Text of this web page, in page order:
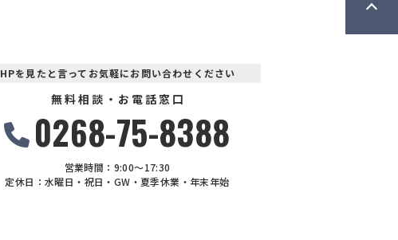
HPを見たと言ってお気軽にお問い合わせください
無料相談・お電話窓口
0268-75-8388
営業時間：9:00〜17:30
定休日：水曜日・祝日・GW・夏季休業・年末年始